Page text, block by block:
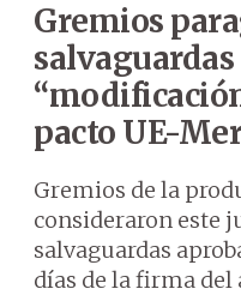
Gremios
pacto UE-
Gremios de la
consideraron este
salvaguardas
días de la firma del